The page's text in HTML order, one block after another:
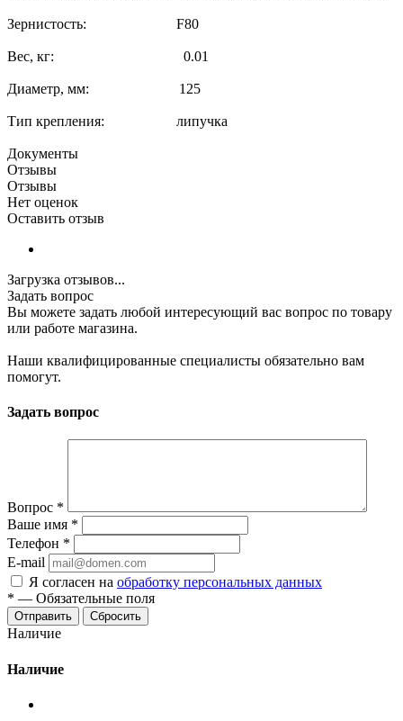
Зернистость: F80
Вес, кг: 0.01
Диаметр, мм: 125
Тип крепления: липучка
Документы
Отзывы
Отзывы
Нет оценок
Оставить отзыв
Загрузка отзывов...
Задать вопрос
Вы можете задать любой интересующий вас вопрос по товару
или работе магазина.
Наши квалифицированные специалисты обязательно вам
помогут.
Задать вопрос
Вопрос *
Ваше имя *
Телефон *
E-mail
Я согласен на обработку персональных данных
* — Обязательные поля
Сбросить
Наличие
Наличие